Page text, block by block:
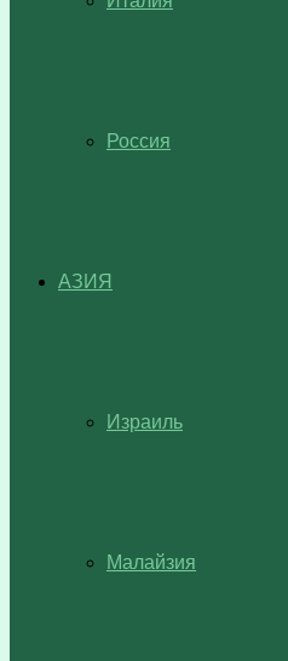
Россия
АЗИЯ
Израиль
Малайзия